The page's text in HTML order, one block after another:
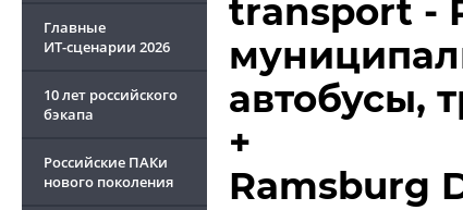
Главные
ИТ-сценарии 2026
10 лет российского
бэкапа
Российские ПАКи
нового поколения
transport -
автобусы,
+
Ramsburg